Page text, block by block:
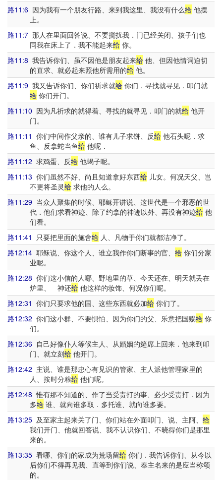
路11:6 因为我有一个朋友行路、来到我这里、我没有什么给 他摆
上。
路11:7 那人在里面回答说、不要搅扰我．门已经关闭、孩子们也
同我在床上了．我不能起来给你。
路11:8 我告诉你们、虽不因他是朋友起来给 他、但因他情词迫切
的直求、就必起来照他所需用的给他。
路11:9 我又告诉你们、你们祈求就给 你们．寻找就寻见．叩门就
给你们开门。
路11:10 因为凡祈求的就得着、寻找的就寻见．叩门的就给 他开
门。
路11:11 你们中间作父亲的、谁有儿子求饼、反给 他石头呢．求
鱼、反拿蛇当鱼给他呢．
路11:12 求鸡蛋、反给 他蝎子呢。
路11:13 你们虽然不好、尚且知道拿好东西给 儿女。何况天父、岂
不更将圣灵给求他的人么。
路11:29 当众人聚集的时候、耶稣开讲说、这世代是一个邪恶的世
代．他们求看神迹、除了约拿的神迹以外、再没有神迹给他
们看。
路11:41 只要把里面的施舍给 人、凡物于你们就都洁净了。
路12:14 耶稣说、你这个人、谁立我作你们断事的官、 给 你们分家
业呢。
路12:28 你们这小信的人哪、野地里的草、今天还在、明天就丢在
炉里、 神还给他这样的妆饰、何况你们呢。
路12:31 你们只要求他的国、这些东西就必加给 你们了。
路12:32 你们这小群、不要惧怕、因为你们的父、乐意把国赐给 你
们。
路12:36 自己好像仆人等候主人、从婚姻的筵席上回来．他来到叩
门、就立刻给他开门。
路12:42 主说、谁是那忠心有见识的管家、主人派他管理家里的
人、按时分粮给他们呢。
路12:48 惟有那不知道的、作了当受责打的事、必少受责打．因为
多给谁、就向谁多取．多托谁、就向谁多要。
路13:25 及至家主起来关了门、你们站在外面叩门、说、主阿、 给
我们开门、他就回答说、我不认识你们、不晓得你们是那里
来的。
路13:35 看哪、你们的家成为荒场留给 你们．我告诉你们、从今以
后你们不得再见我、直等到你们说、奉主名来的是应当称颂
的。